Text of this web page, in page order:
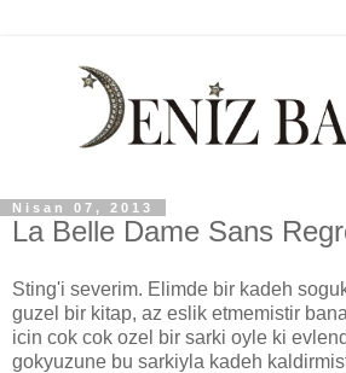
Nisan 07, 2013
La Belle Dame Sans
Sting'i severim. Elimde bir kadeh
guzel bir kitap, az eslik etmemistir
icin cok cok ozel bir sarki oyle ki
gokyuzune bu sarkiyla kadeh